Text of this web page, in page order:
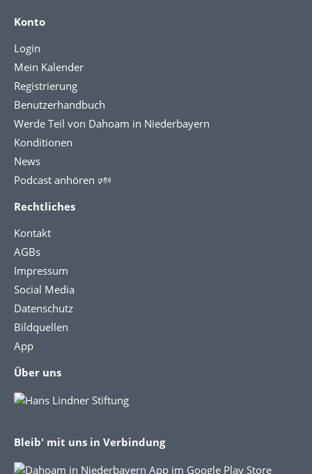
Konto
Login
Mein Kalender
Registrierung
Benutzerhandbuch
Werde Teil von Dahoam in Niederbayern
Konditionen
News
Podcast anhören 🕬
Rechtliches
Kontakt
AGBs
Impressum
Social Media
Datenschutz
Bildquellen
App
Über uns
Bleib' mit uns in Verbindung